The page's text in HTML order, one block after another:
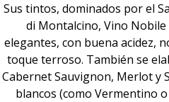
Sus tintos, dominados por el
di Montalcino, Vino
elegantes, con buena acidez,
toque terroso. También se
Cabernet Sauvignon, Merlot y
blancos (como Vermentino